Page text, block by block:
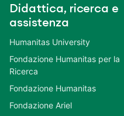
Didattica, ricerca e
assistenza
Humanitas University
Fondazione Humanitas per la
Ricerca
Fondazione Humanitas
Fondazione Ariel